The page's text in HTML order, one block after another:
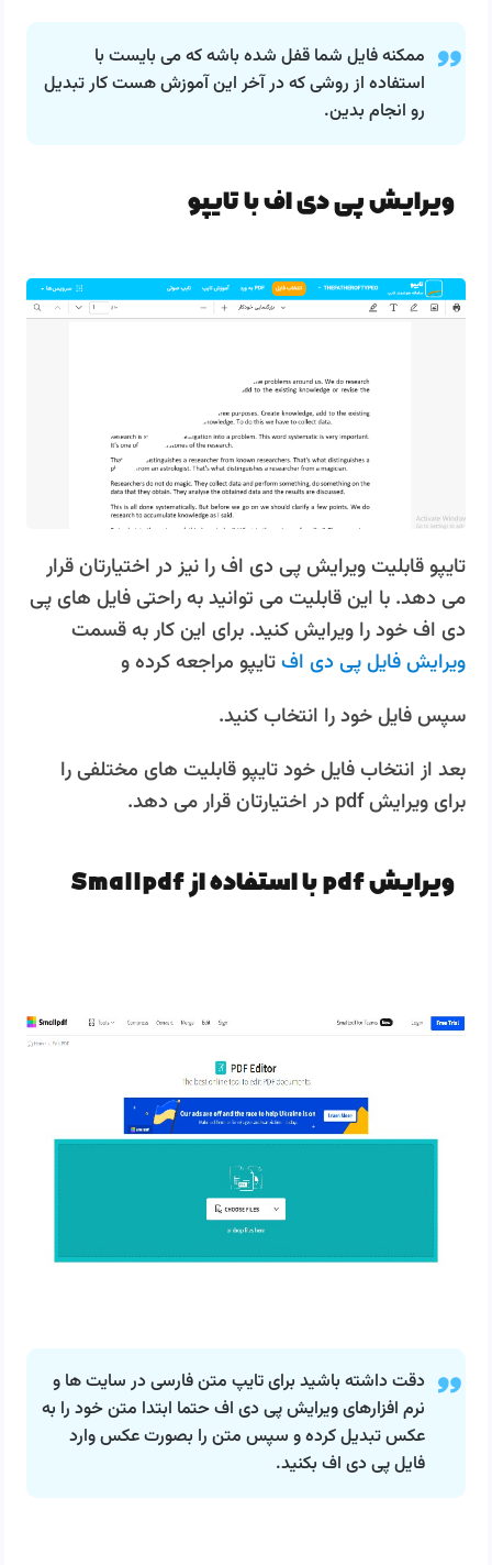
ممکنه فایل شما قفل شده باشه که می بایست با
استفاده از روشی که در آخر این آموزش هست کار تبدیل
رو انجام بدین.
ویرایش پی دی اف با تایپو
تایپو قابلیت ویرایش پی دی اف را نیز در اختیارتان قرار
می دهد. با این قابلیت می توانید به راحتی فایل های پی
دی اف خود را ویرایش کنید. برای این کار به قسمت
ویرایش فایل پی دی افتایپو مراجعه کرده و
سپس فایل خود را انتخاب کنید.
بعد از انتخاب فایل خود تایپو قابلیت های مختلفی را
برای ویرایش pdf در اختیارتان قرار می دهد.
ویرایش pdf با استفاده از Smallpdf
دقت داشته باشید برای تایپ متن فارسی در سایت ها و
نرم افزارهای ویرایش پی دی اف حتما ابتدا متن خود را به
عکس تبدیل کرده و سپس متن را بصورت عکس وارد
فایل پی دی اف بکنید.